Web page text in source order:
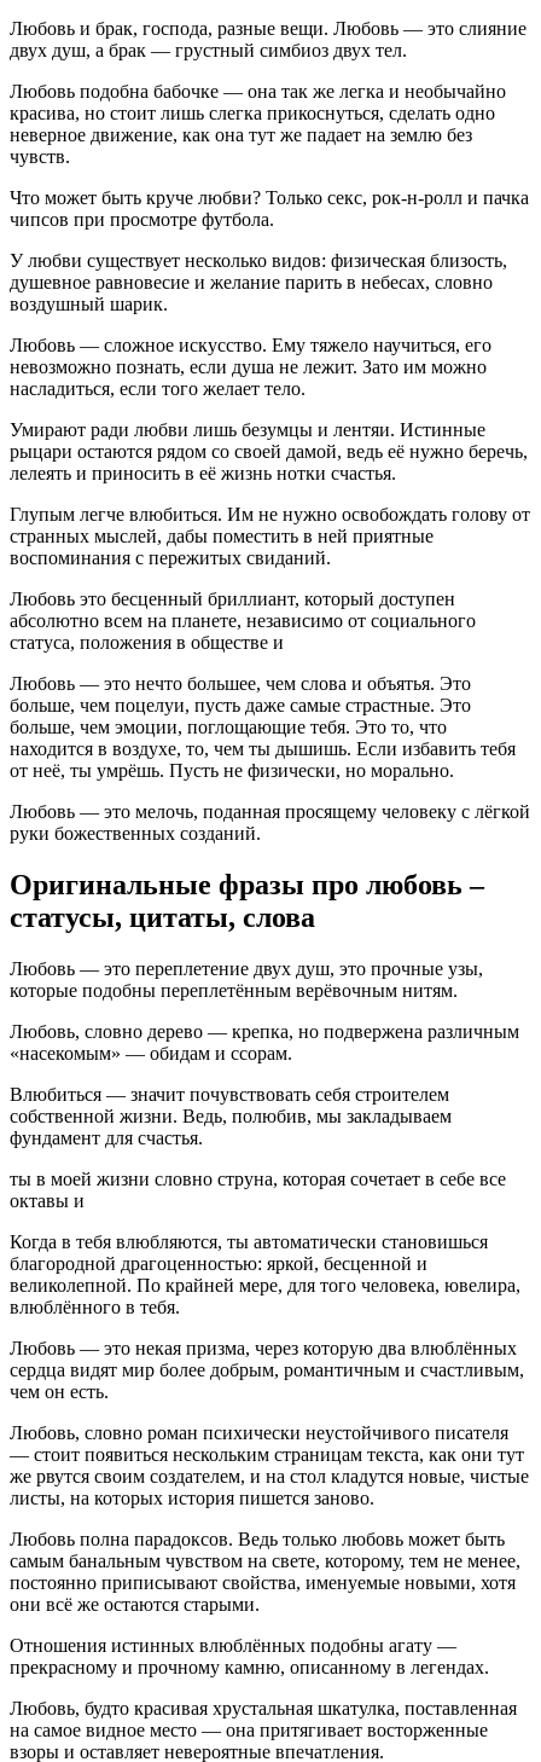
Любовь и брак, господа, разные вещи. Любовь — это слияние
двух душ, а брак — грустный симбиоз двух тел.
Любовь подобна бабочке — она так же легка и необычайно
красива, но стоит лишь слегка прикоснуться, сделать одно
неверное движение, как она тут же падает на землю без
чувств.
Что может быть круче любви? Только секс, рок-н-ролл и пачка
чипсов при просмотре футбола.
У любви существует несколько видов: физическая близость,
душевное равновесие и желание парить в небесах, словно
воздушный шарик.
Любовь — сложное искусство. Ему тяжело научиться, его
невозможно познать, если душа не лежит. Зато им можно
насладиться, если того желает тело.
Умирают ради любви лишь безумцы и лентяи. Истинные
рыцари остаются рядом со своей дамой, ведь её нужно беречь,
лелеять и приносить в её жизнь нотки счастья.
Глупым легче влюбиться. Им не нужно освобождать голову от
странных мыслей, дабы поместить в ней приятные
воспоминания с пережитых свиданий.
Любовь это бесценный бриллиант, который доступен
абсолютно всем на планете, независимо от социального
статуса, положения в обществе и
Любовь — это нечто большее, чем слова и объятья. Это
больше, чем поцелуи, пусть даже самые страстные. Это
больше, чем эмоции, поглощающие тебя. Это то, что
находится в воздухе, то, чем ты дышишь. Если избавить тебя
от неё, ты умрёшь. Пусть не физически, но морально.
Любовь — это мелочь, поданная просящему человеку с лёгкой
руки божественных созданий.
Оригинальные фразы про любовь –
статусы, цитаты, слова
Любовь — это переплетение двух душ, это прочные узы,
которые подобны переплетённым верёвочным нитям.
Любовь, словно дерево — крепка, но подвержена различным
«насекомым» — обидам и ссорам.
Влюбиться — значит почувствовать себя строителем
собственной жизни. Ведь, полюбив, мы закладываем
фундамент для счастья.
ты в моей жизни словно струна, которая сочетает в себе все
октавы и
Когда в тебя влюбляются, ты автоматически становишься
благородной драгоценностью: яркой, бесценной и
великолепной. По крайней мере, для того человека, ювелира,
влюблённого в тебя.
Любовь — это некая призма, через которую два влюблённых
сердца видят мир более добрым, романтичным и счастливым,
чем он есть.
Любовь, словно роман психически неустойчивого писателя
— стоит появиться нескольким страницам текста, как они тут
же рвутся своим создателем, и на стол кладутся новые, чистые
листы, на которых история пишется заново.
Любовь полна парадоксов. Ведь только любовь может быть
самым банальным чувством на свете, которому, тем не менее,
постоянно приписывают свойства, именуемые новыми, хотя
они всё же остаются старыми.
Отношения истинных влюблённых подобны агату —
прекрасному и прочному камню, описанному в легендах.
Любовь, будто красивая хрустальная шкатулка, поставленная
на самое видное место — она притягивает восторженные
взоры и оставляет невероятные впечатления.